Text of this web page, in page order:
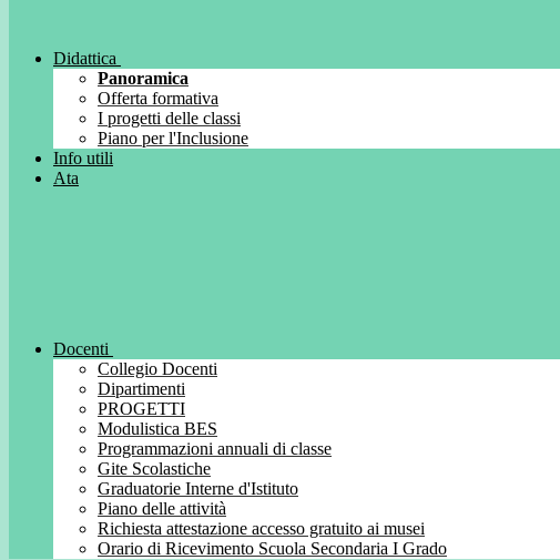
Didattica
Panoramica
Offerta formativa
I progetti delle classi
Piano per l'Inclusione
Info utili
Ata
Docenti
Collegio Docenti
Dipartimenti
PROGETTI
Modulistica BES
Programmazioni annuali di classe
Gite Scolastiche
Graduatorie Interne d'Istituto
Piano delle attività
Richiesta attestazione accesso gratuito ai musei
Orario di Ricevimento Scuola Secondaria I Grado